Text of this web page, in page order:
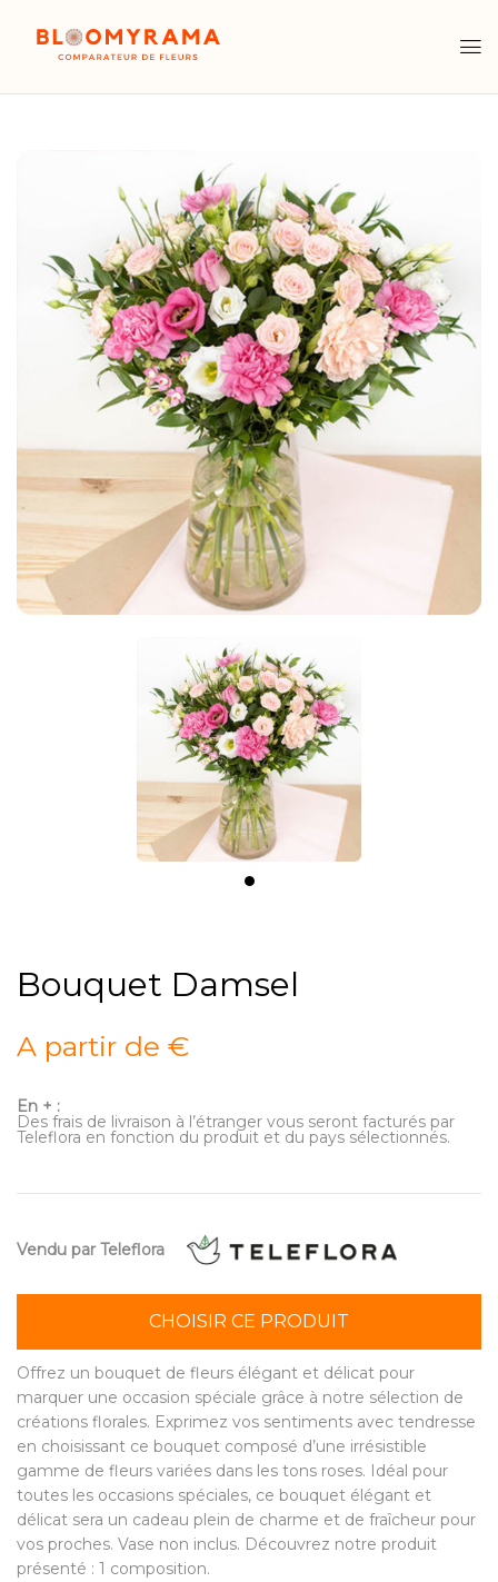
Bouquet Damsel
A partir de €
En + :
Des frais de livraison à l’étranger vous seront facturés par
Teleflora en fonction du produit et du pays sélectionnés.
Vendu par Teleflora
CHOISIR CE PRODUIT
Offrez un bouquet de fleurs élégant et délicat pour
marquer une occasion spéciale grâce à notre sélection de
créations florales. Exprimez vos sentiments avec tendresse
en choisissant ce bouquet composé d’une irrésistible
gamme de fleurs variées dans les tons roses. Idéal pour
toutes les occasions spéciales, ce bouquet élégant et
délicat sera un cadeau plein de charme et de fraîcheur pour
vos proches. Vase non inclus. Découvrez notre produit
présenté : 1 composition.